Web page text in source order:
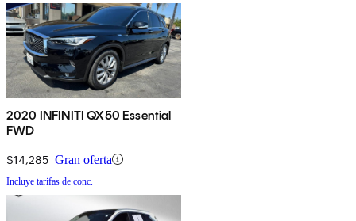
2020 INFINITI QX50 Essential
FWD
$14,285 Gran oferta
Incluye tarifas de conc.